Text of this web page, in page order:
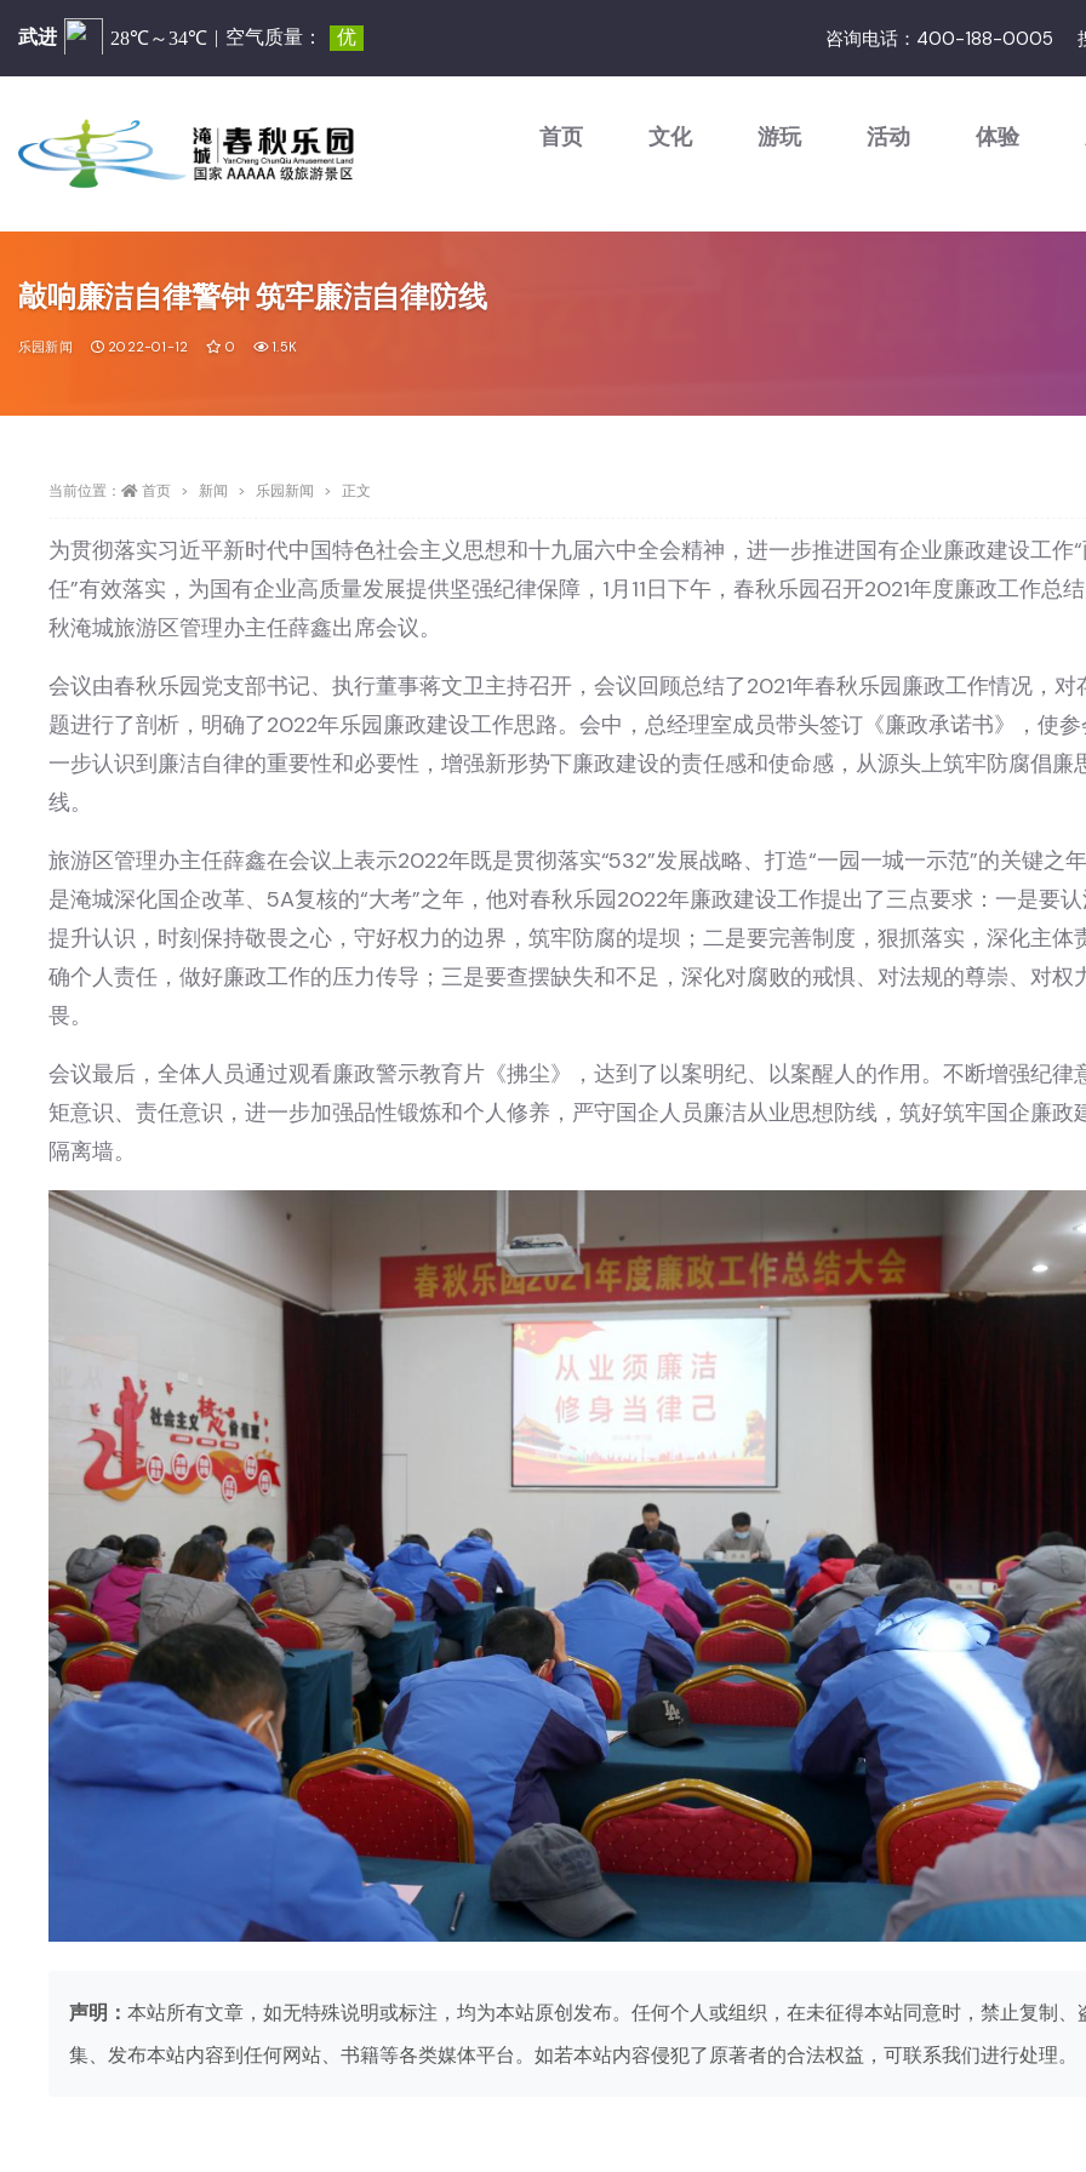
咨询电话：400-188-0005
首页 文化 游玩 活动 体验
敲响廉洁自律警钟 筑牢廉洁自律防线
乐园新闻 2022-01-12 0 1.5K
当前位置： 首页 新闻 乐园新闻 正文
为贯彻落实习近平新时代中国特色社会主义思想和十九届六中全会精神，进一步推进国有企业廉政建设工作
任”有效落实，为国有企业高质量发展提供坚强纪律保障，1月11日下午，春秋乐园召开2021年度廉政工作总
秋淹城旅游区管理办主任薛鑫出席会议。
会议由春秋乐园党支部书记、执行董事蒋文卫主持召开，会议回顾总结了2021年春秋乐园廉政工作情况，对
题进行了剖析，明确了2022年乐园廉政建设工作思路。会中，总经理室成员带头签订《廉政承诺书》，使
一步认识到廉洁自律的重要性和必要性，增强新形势下廉政建设的责任感和使命感，从源头上筑牢防腐倡廉
线。
旅游区管理办主任薛鑫在会议上表示2022年既是贯彻落实“532”发展战略、打造“一园一城一示范”的关键之
是淹城深化国企改革、5A复核的“大考”之年，他对春秋乐园2022年廉政建设工作提出了三点要求：一是要
提升认识，时刻保持敬畏之心，守好权力的边界，筑牢防腐的堤坝；二是要完善制度，狠抓落实，深化主体
确个人责任，做好廉政工作的压力传导；三是要查摆缺失和不足，深化对腐败的戒惧、对法规的尊崇、对权
畏。
会议最后，全体人员通过观看廉政警示教育片《拂尘》，达到了以案明纪、以案醒人的作用。不断增强纪律
矩意识、责任意识，进一步加强品性锻炼和个人修养，严守国企人员廉洁从业思想防线，筑好筑牢国企廉政
隔离墙。
声明： 本站所有文章，如无特殊说明或标注，均为本站原创发布。任何个人或组织，在未征得本站同意时，禁止复制、
集、发布本站内容到任何网站、书籍等各类媒体平台。如若本站内容侵犯了原著者的合法权益，可联系我们进行处理。